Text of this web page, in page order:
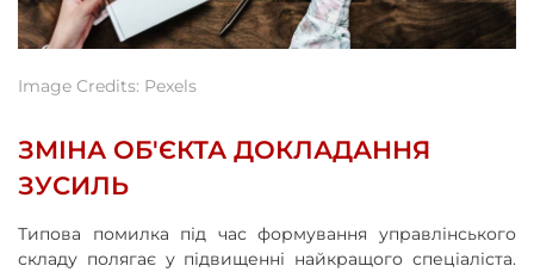
Image Credits: Pexels
ЗМІНА ОБ'ЄКТА ДОКЛАДАННЯ
ЗУСИЛЬ
Типова помилка під час формування управлінського
складу полягає у підвищенні найкращого спеціаліста.